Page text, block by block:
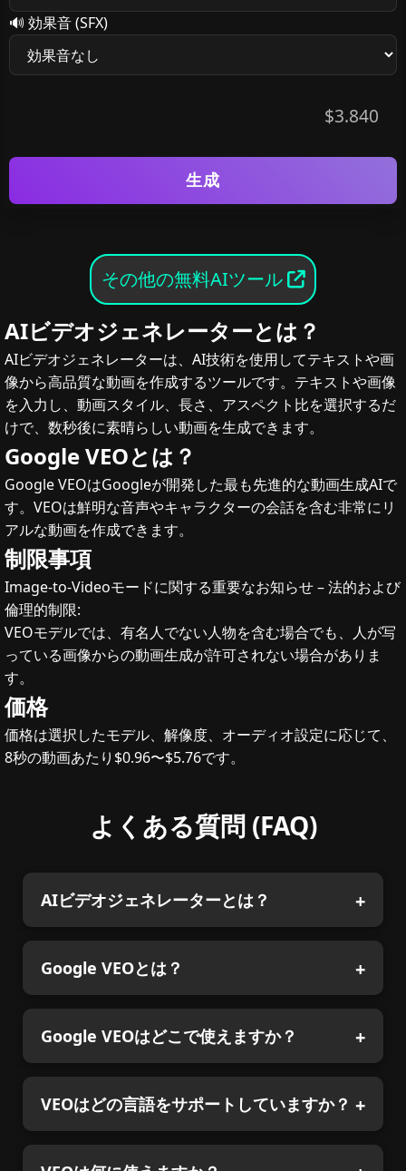
🔊 効果音 (SFX)
$3.840
生成
その他の無料AIツール
AIビデオジェネレーターとは？
AIビデオジェネレーターは、AI技術を使用してテキストや画
像から高品質な動画を作成するツールです。テキストや画像
を入力し、動画スタイル、長さ、アスペクト比を選択するだ
けで、数秒後に素晴らしい動画を生成できます。
Google VEOとは？
Google VEOはGoogleが開発した最も先進的な動画生成AIで
す。VEOは鮮明な音声やキャラクターの会話を含む非常にリ
アルな動画を作成できます。
制限事項
Image-to-Videoモードに関する重要なお知らせ – 法的および
倫理的制限:
VEOモデルでは、有名人でない人物を含む場合でも、人が写
っている画像からの動画生成が許可されない場合がありま
す。
価格
価格は選択したモデル、解像度、オーディオ設定に応じて、
8秒の動画あたり$0.96〜$5.76です。
よくある質問 (FAQ)
AIビデオジェネレーターとは？
Google VEOとは？
Google VEOはどこで使えますか？
VEOはどの言語をサポートしていますか？